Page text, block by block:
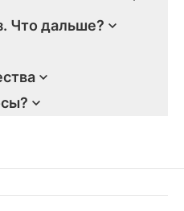
Что дальше?